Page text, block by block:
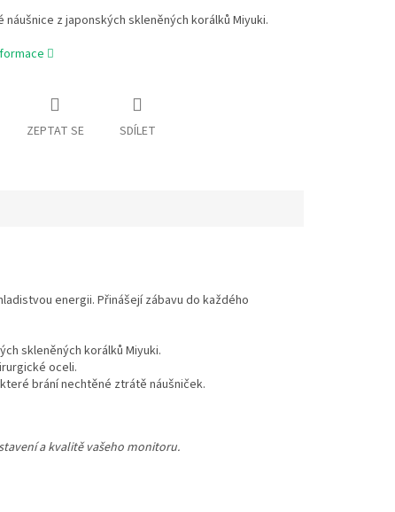
náušnice z japonských skleněných korálků Miyuki.
ZEPTAT SE SDÍLET
energii. Přinášejí zábavu do každého
skleněných korálků Miyuki.
oceli.
brání nechtěné ztrátě náušniček.
a kvalitě vašeho monitoru.